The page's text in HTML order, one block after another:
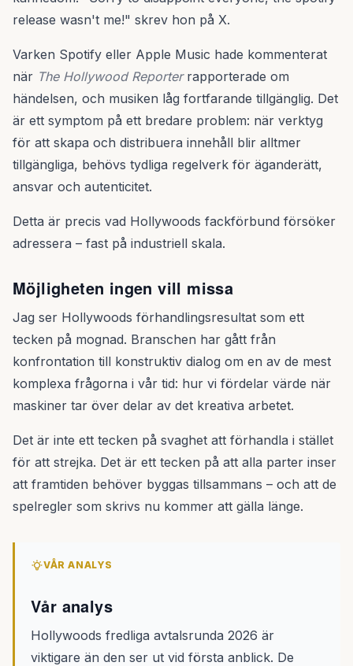
release wasn't me!" skrev hon på X.
Varken Spotify eller Apple Music hade kommenterat
när The Hollywood Reporterrapporterade om
händelsen, och musiken låg fortfarande tillgänglig. Det
är ett symptom på ett bredare problem: när verktyg
för att skapa och distribuera innehåll blir alltmer
tillgängliga, behövs tydliga regelverk för äganderätt,
ansvar och autenticitet.
Detta är precis vad Hollywoods fackförbund försöker
adressera – fast på industriell skala.
Möjligheten ingen vill missa
Jag ser Hollywoods förhandlingsresultat som ett
tecken på mognad. Branschen har gått från
konfrontation till konstruktiv dialog om en av de mest
komplexa frågorna i vår tid: hur vi fördelar värde när
maskiner tar över delar av det kreativa arbetet.
Det är inte ett tecken på svaghet att förhandla i stället
för att strejka. Det är ett tecken på att alla parter inser
att framtiden behöver byggas tillsammans – och att de
spelregler som skrivs nu kommer att gälla länge.
VÅR ANALYS
Vår analys
Hollywoods fredliga avtalsrunda 2026 är
viktigare än den ser ut vid första anblick. De